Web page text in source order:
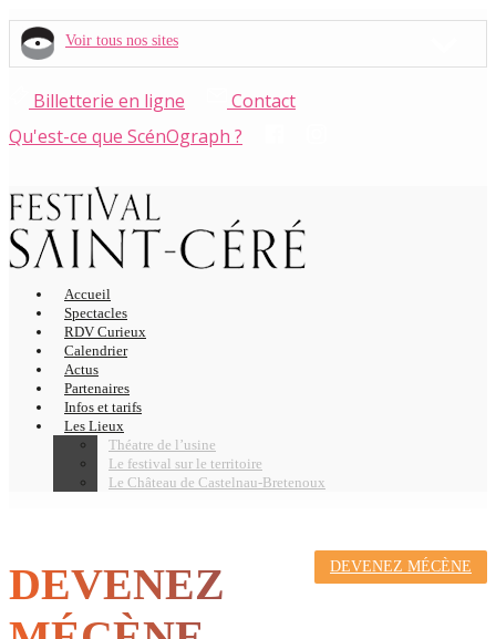
Voir tous nos sites
Billetterie en ligne
Contact
Qu'est-ce que ScénOgraph ?
Accueil
Spectacles
RDV Curieux
Calendrier
Actus
Partenaires
Infos et tarifs
Les Lieux
Théatre de l’usine
Le festival sur le territoire
Le Château de Castelnau-Bretenoux
DEVENEZ MÉCÈNE
DEVENEZ